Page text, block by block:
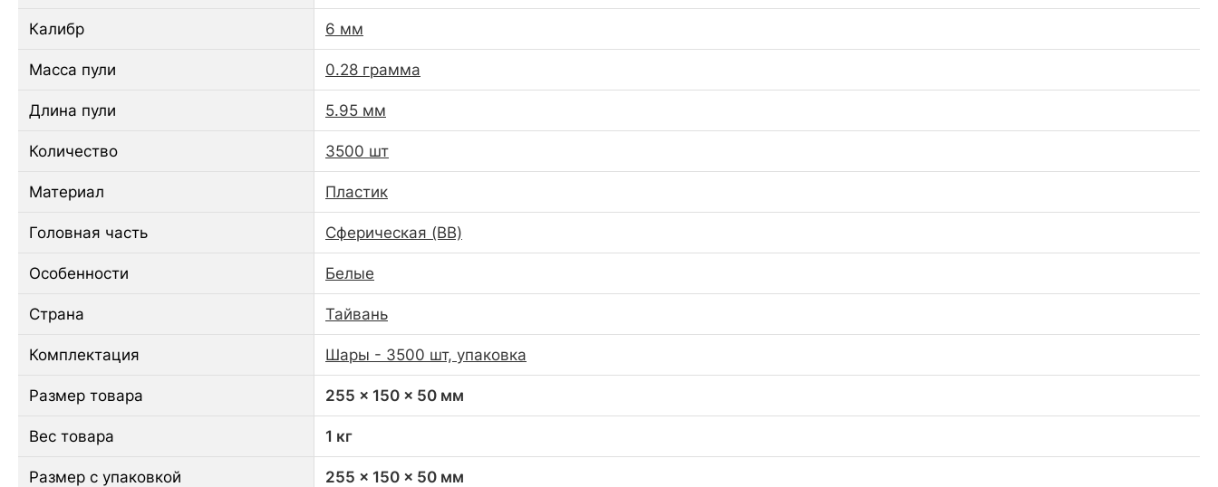
Калибр 6 мм
Масса пули 0.28 грамма
Длина пули 5.95 мм
Количество 3500 шт
Материал Пластик
Головная часть Сферическая (BB)
Особенности Белые
Страна Тайвань
Комплектация Шары - 3500 шт, упаковка
Размер товара 255 x 150 x 50 мм
Вес товара 1 кг
Размер с упаковкой 255 x 150 x 50 мм